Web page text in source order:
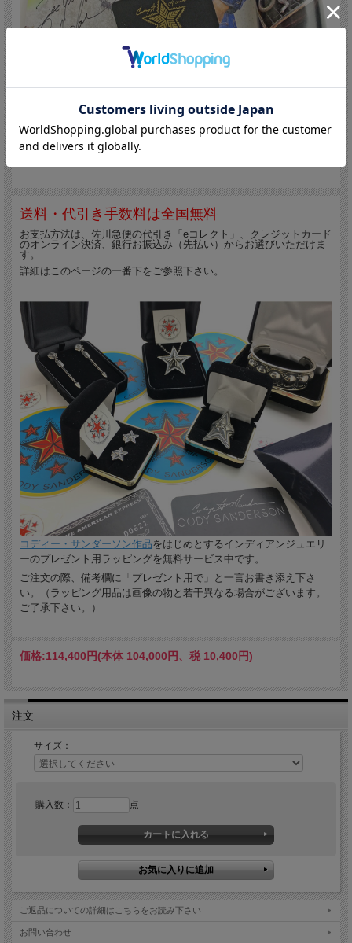
同封致します。
コディーサンダーソン氏の名刺コピー 1枚（画像は裏表両
面を撮りました）
ベルベット・ジュエリーポーチ（画像の物と仕様が異なる
場合もございますがご了承下さい）
サンタフェのファッション誌の特集記事に書いてもらった
直筆サインのコピー
送料・代引き手数料は全国無料
お支払方法は、佐川急便の代引き「eコレクト」、クレジットカード
のオンライン決済、銀行お振込み（先払い）からお選びいただけま
す。
詳細はこのページの一番下をご参照下さい。
コディー・サンダーソン作品をはじめとするインディアンジュエリ
ーのプレゼント用ラッピングを無料サービス中です。
ご注文の際、備考欄に「プレゼント用で」と一言お書き添え下さ
い。（ラッピング用品は画像の物と若干異なる場合がございます。
ご了承下さい。）
価格:114,400円(本体 104,000円、税 10,400円)
注文
サイズ：
購入数： 点
ご返品についての詳細はこちらをお読み下さい
お問い合わせ